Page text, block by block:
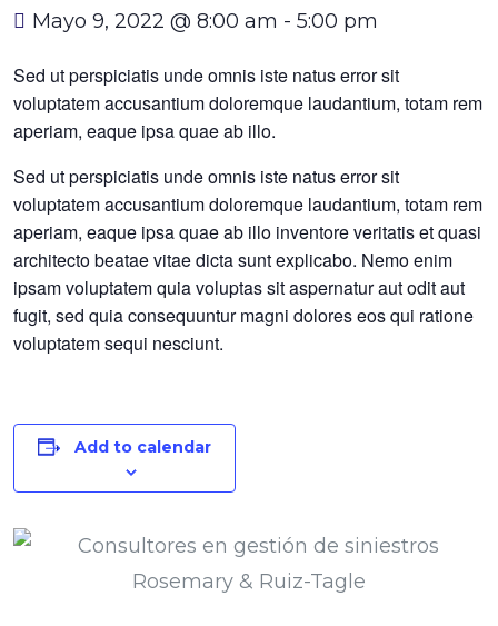
Mayo 9, 2022 @ 8:00 am - 5:00 pm
Sed ut perspiciatis unde omnis iste natus error sit
voluptatem accusantium doloremque laudantium, totam rem
aperiam, eaque ipsa quae ab illo.
Sed ut perspiciatis unde omnis iste natus error sit
voluptatem accusantium doloremque laudantium, totam rem
aperiam, eaque ipsa quae ab illo inventore veritatis et quasi
architecto beatae vitae dicta sunt explicabo. Nemo enim
ipsam voluptatem quia voluptas sit aspernatur aut odit aut
fugit, sed quia consequuntur magni dolores eos qui ratione
voluptatem sequi nesciunt.
Add to calendar